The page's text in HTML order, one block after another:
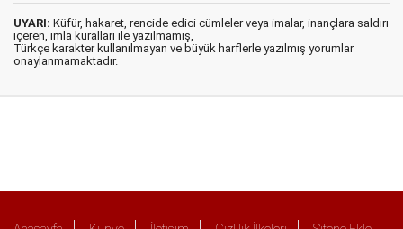
UYARI: Küfür, hakaret, rencide edici cümleler veya imalar, inançlara saldırı
içeren, imla kuralları ile yazılmamış,
Türkçe karakter kullanılmayan ve büyük harflerle yazılmış yorumlar
onaylanmamaktadır.